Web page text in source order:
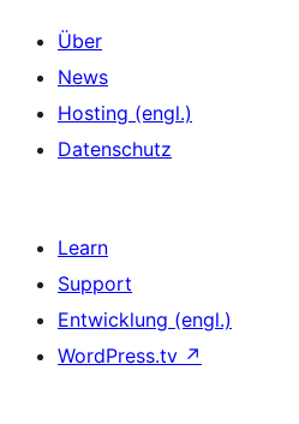
Über
News
Hosting (engl.)
Datenschutz
Learn
Support
Entwicklung (engl.)
WordPress.tv ↗